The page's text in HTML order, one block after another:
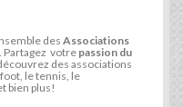
des Associations
. Partagez votre passion du
des associations
le tennis, le
bien plus!